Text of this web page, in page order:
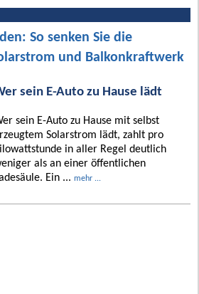
So senken Sie die
und Balkonkraftwerk
sein E-Auto zu Hause lädt
sein E-Auto zu Hause mit selbst
Solarstrom lädt, zahlt pro
in aller Regel deutlich
als an einer öffentlichen
Ein ... mehr ...